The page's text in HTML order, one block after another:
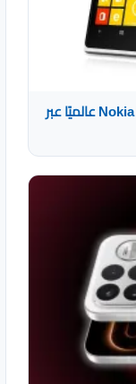
تسريبات: HMD تستعد لإحياء هوية Nokia Lumia عالميًا عبر